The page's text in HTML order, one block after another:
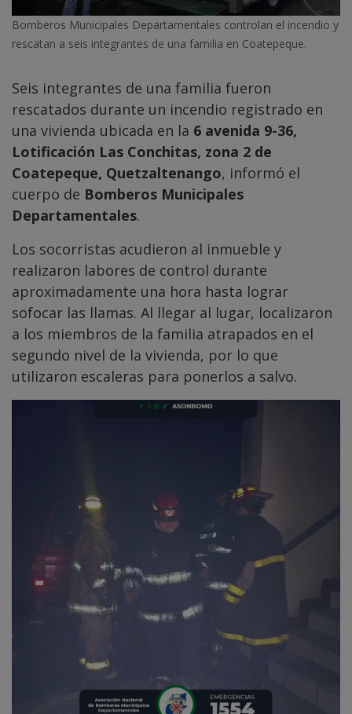
Bomberos Municipales Departamentales controlan el incendio y
rescatan a seis integrantes de una familia en Coatepeque.
Seis integrantes de una familia fueron
rescatados durante un incendio registrado en
una vivienda ubicada en la 6 avenida 9-36,
Lotificación Las Conchitas, zona 2 de
Coatepeque, Quetzaltenango, informó el
cuerpo de Bomberos Municipales
Departamentales.
Los socorristas acudieron al inmueble y
realizaron labores de control durante
aproximadamente una hora hasta lograr
sofocar las llamas. Al llegar al lugar, localizaron
a los miembros de la familia atrapados en el
segundo nivel de la vivienda, por lo que
utilizaron escaleras para ponerlos a salvo.